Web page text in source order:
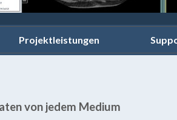
▼
Projektleistungen ▼
von jedem Medium